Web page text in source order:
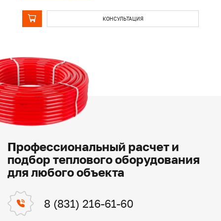
КОНСУЛЬТАЦИЯ
Профессиональный расчет и
подбор теплового оборудования
для любого объекта
8 (831) 216-61-60